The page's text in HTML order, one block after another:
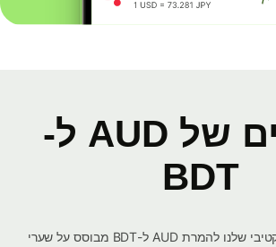
תרשים של AUD ל-
BDT
התרשים האינטראקטיבי שלנו להמרת AUD ל-BDT מבוסס על שערי